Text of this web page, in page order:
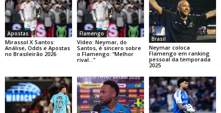
Apostas
Mirassol X Santos:
Análise, Odds e Apostas
no Brasileirão 2026
Flamengo
Vídeo: Neymar, do
Santos, é sincero sobre
o Flamengo: “Melhor
rival…”
Brasil
Neymar coloca
Flamengo em ranking
pessoal da temporada
2025